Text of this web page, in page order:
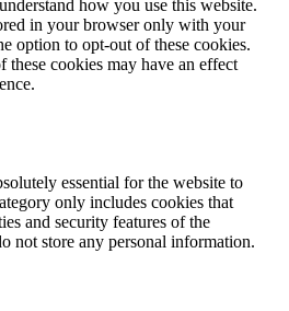
how you use this website.
in your browser only with your
option to opt-out of these cookies.
cookies may have an effect
essential for the website to
only includes cookies that
and security features of the
not store any personal information.